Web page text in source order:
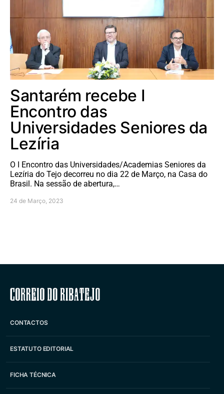
Santarém recebe I
Encontro das
Universidades Seniores da
Lezíria
O I Encontro das Universidades/Academias Seniores da
Lezíria do Tejo decorreu no dia 22 de Março, na Casa do
Brasil. Na sessão de abertura,…
24 de Março, 2023
Correio do Ribatejo
CONTACTOS
ESTATUTO EDITORIAL
FICHA TÉCNICA